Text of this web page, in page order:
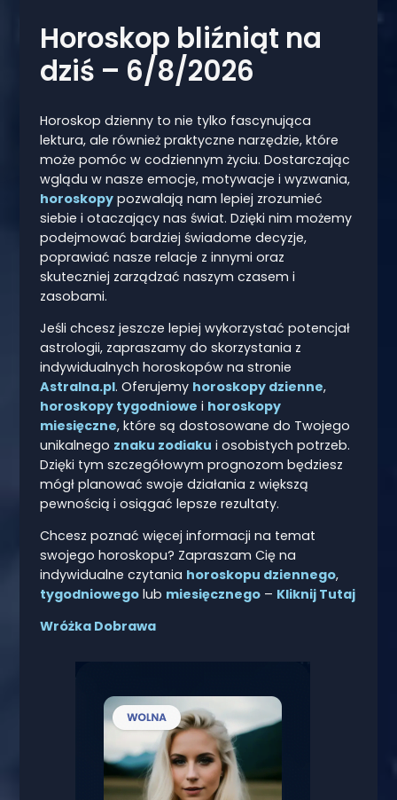
Horoskop bliźniąt na
dziś – 6/8/2026
Horoskop dzienny to nie tylko fascynująca
lektura, ale również praktyczne narzędzie, które
może pomóc w codziennym życiu. Dostarczając
wglądu w nasze emocje, motywacje i wyzwania,
horoskopypozwalają nam lepiej zrozumieć
siebie i otaczający nas świat. Dzięki nim możemy
podejmować bardziej świadome decyzje,
poprawiać nasze relacje z innymi oraz
skuteczniej zarządzać naszym czasem i
zasobami.
Jeśli chcesz jeszcze lepiej wykorzystać potencjał
astrologii, zapraszamy do skorzystania z
indywidualnych horoskopów na stronie
Astralna.pl. Oferujemy horoskopy dzienne,
horoskopy tygodniowe i horoskopy
miesięczne, które są dostosowane do Twojego
unikalnego znaku zodiaku i osobistych potrzeb.
Dzięki tym szczegółowym prognozom będziesz
mógł planować swoje działania z większą
pewnością i osiągać lepsze rezultaty.
Chcesz poznać więcej informacji na temat
swojego horoskopu? Zapraszam Cię na
indywidualne czytania horoskopu dziennego,
tygodniowegolub miesięcznego– Kliknij Tutaj
Wróżka Dobrawa